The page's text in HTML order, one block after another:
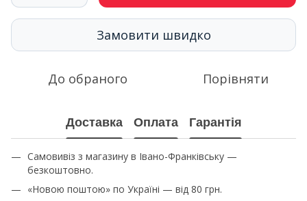
Замовити швидко
До обраного Порівняти
Доставка Оплата Гарантія
Самовивіз з магазину в Івано-Франківську —
безкоштовно.
«Новою поштою» по Україні — від 80 грн.